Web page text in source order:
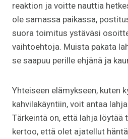
reaktion ja voitte nauttia
ole samassa paikassa,
suora toimitus ystäväsi
vaihtoehtoja. Muista pakata
se saapuu perille ehjänä ja
Yhteiseen elämykseen, kuten
kahvilakäyntiin, voit antaa
Tärkeintä on, että lahja löytää
kertoo, että olet ajatellut